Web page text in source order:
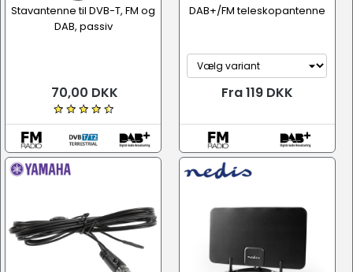
Stavantenne til DVB-T, FM og
DAB, passiv
70,00 DKK
DAB+/FM teleskopantenne
Fra 119 DKK